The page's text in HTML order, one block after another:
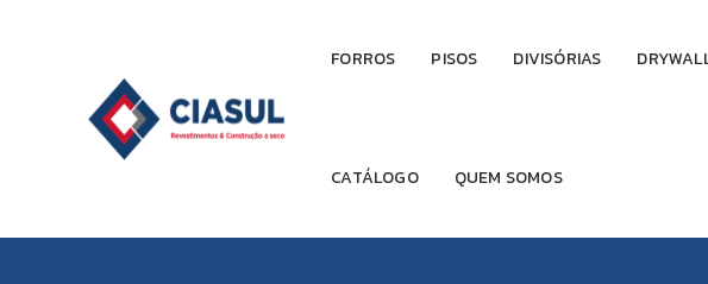
FORROS PISOS DIVISÓRIAS
CATÁLOGO QUEM SOMOS